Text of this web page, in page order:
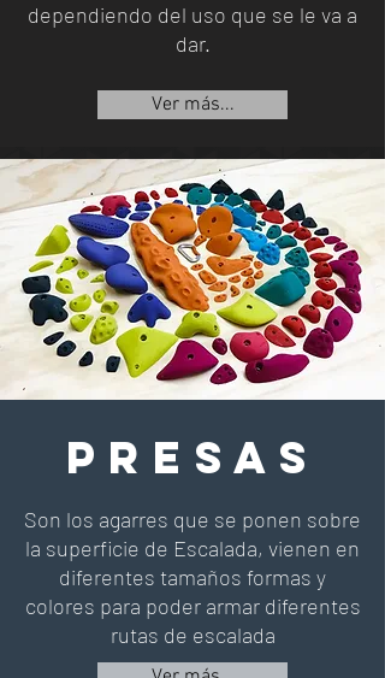
dependiendo del uso que se le va a
dar.
Ver más...
PRESAS
Son los agarres que se ponen sobre
la superficie de Escalada, vienen en
diferentes tamaños formas y
colores para poder armar diferentes
rutas de escalada